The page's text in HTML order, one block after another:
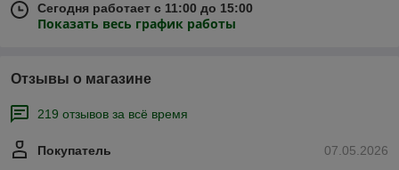
Сегодня работает с 11:00 до 15:00
Показать весь график работы
Отзывы о магазине
219 отзывов за всё время
07.05.2026
Покупатель